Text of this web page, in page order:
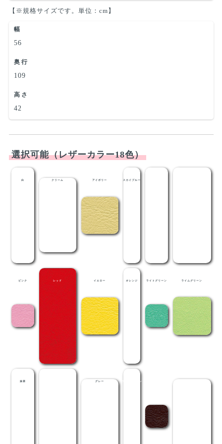
【※規格サイズです。単位：cm】
幅
56
奥行
109
高さ
42
選択可能（レザーカラー18色）
クリーム アイボリー スカイブルー
ピンク レッド イエロー オレンジ ライトグリーン ライムグリーン
抹茶 グレー ライトブラウン